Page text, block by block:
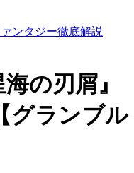
ンタジー徹底解説
の刃屑』
グランブル